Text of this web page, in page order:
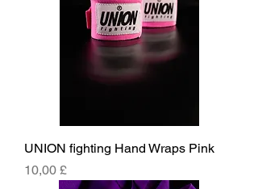
UNION fighting Hand Wraps Pink
Cena
10,00 £